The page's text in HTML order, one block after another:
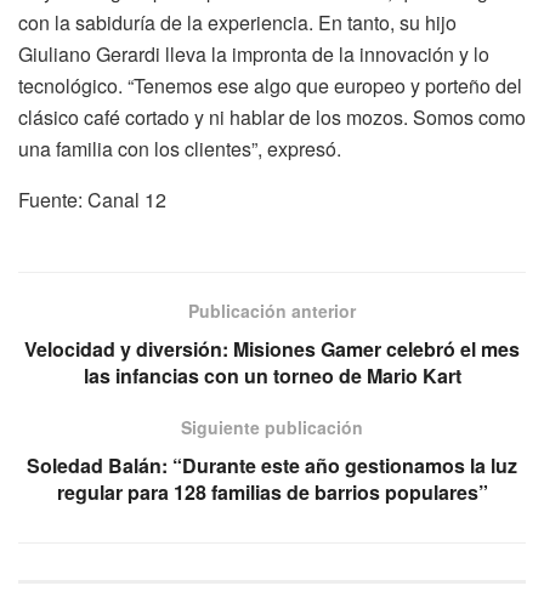
con la sabiduría de la experiencia. En tanto, su hijo
Giuliano Gerardi lleva la impronta de la innovación y lo
tecnológico. “Tenemos ese algo que europeo y porteño del
clásico café cortado y ni hablar de los mozos. Somos como
una familia con los clientes”, expresó.
Fuente: Canal 12
Publicación anterior
Velocidad y diversión: Misiones Gamer celebró el mes
las infancias con un torneo de Mario Kart
Siguiente publicación
Soledad Balán: “Durante este año gestionamos la luz
regular para 128 familias de barrios populares”